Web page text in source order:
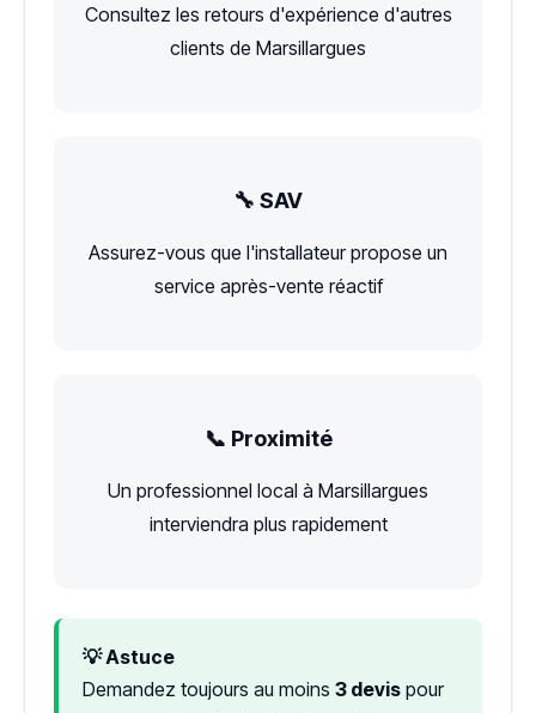
Consultez les retours d'expérience d'autres
clients de Marsillargues
🔧 SAV
Assurez-vous que l'installateur propose un
service après-vente réactif
📞 Proximité
Un professionnel local à Marsillargues
interviendra plus rapidement
💡 Astuce
Demandez toujours au moins 3 devis pour